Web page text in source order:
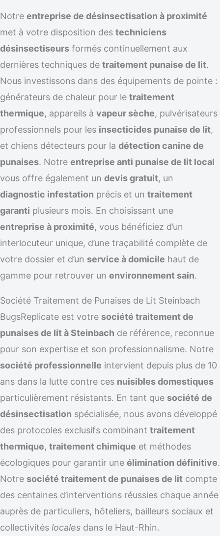
Notre entreprise de désinsectisation à proximité
met à votre disposition des techniciens
désinsectiseurs formés continuellement aux
dernières techniques de traitement punaise de lit.
Nous investissons dans des équipements de pointe :
générateurs de chaleur pour le traitement
thermique, appareils à vapeur sèche, pulvérisateurs
professionnels pour les insecticides punaise de lit,
et chiens détecteurs pour la détection canine de
punaises. Notre entreprise anti punaise de lit local
vous offre également un devis gratuit, un
diagnostic infestation précis et un traitement
garanti plusieurs mois. En choisissant une
entreprise à proximité, vous bénéficiez d’un
interlocuteur unique, d’une traçabilité complète de
votre dossier et d’un service à domicile haut de
gamme pour retrouver un environnement sain.
Société Traitement de Punaises de Lit Steinbach
BugsReplicate est votre société traitement de
punaises de lit à Steinbach de référence, reconnue
pour son expertise et son professionnalisme. Notre
société professionnelle intervient depuis plus de 10
ans dans la lutte contre ces nuisibles domestiques
particulièrement résistants. En tant que société de
désinsectisation spécialisée, nous avons développé
des protocoles exclusifs combinant traitement
thermique, traitement chimique et méthodes
écologiques pour garantir une élimination définitive.
Notre société traitement de punaises de lit compte
des centaines d’interventions réussies chaque année
auprès de particuliers, hôteliers, bailleurs sociaux et
collectivités locales dans le Haut-Rhin.